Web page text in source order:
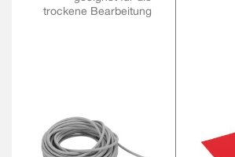
trockene Bearbeitung